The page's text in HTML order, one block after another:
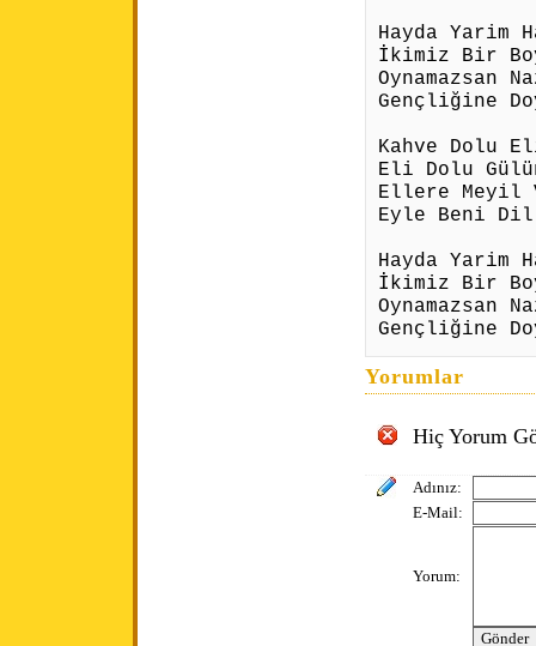
Hayda Yarim
İkimiz Bir
Oynamazsan
Gençliğine
Kahve Dolu
Eli Dolu
Ellere Meyil
Eyle Beni
Hayda Yarim
İkimiz Bir
Oynamazsan
Gençliğine
Yorumlar
Hiç Yorum
Adınız:
E-Mail:
Yorum: